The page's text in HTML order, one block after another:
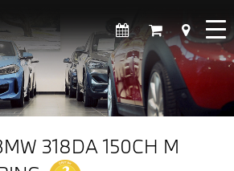
318DA 150CH M